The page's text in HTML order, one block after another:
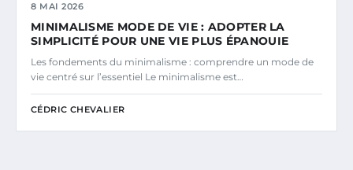
8 MAI 2026
MINIMALISME MODE DE VIE : ADOPTER LA
SIMPLICITÉ POUR UNE VIE PLUS ÉPANOUIE
Les fondements du minimalisme : comprendre un mode de
vie centré sur l’essentiel Le minimalisme est…
CÉDRIC CHEVALIER